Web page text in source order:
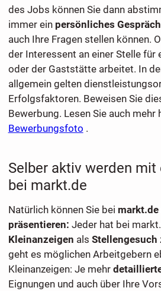
des Jobs können Sie dann
immer ein persönliches
auch Ihre Fragen stellen können.
der Interessent an einer Stelle für
oder der Gaststätte arbeitet. In
allgemein gelten
Erfolgsfaktoren. Beweisen Sie
Bewerbung. Lesen Sie auch mehr
Bewerbungsfoto .
Selber aktiv werden
bei markt.de
Natürlich können Sie bei markt.de
präsentieren: Jeder hat bei
Kleinanzeigen als Stellengesuch
geht es möglichen Arbeitgebern
Kleinanzeigen: Je mehr
Eignungen und auch über Ihre